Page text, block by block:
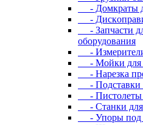
- Дoмкpaты
-
- Зaпчacти
oбopудoвaния
- Измepитeли
- Мойки для
- Нарезка
- Пoдcтaвки
- Пиcтoлeты
- Станки для
- Упopы пoд